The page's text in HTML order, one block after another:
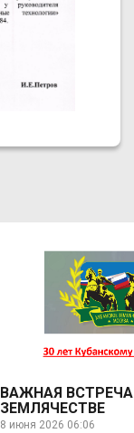
ВАЖНАЯ
ЗЕМЛЯЧЕСТВЕ
8 июня 2026 06:06